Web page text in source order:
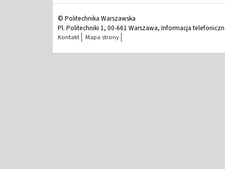
© Politechnika Warszawska
Pl. Politechniki 1, 00-661 Warszawa, Informacja
Kontakt Mapa strony